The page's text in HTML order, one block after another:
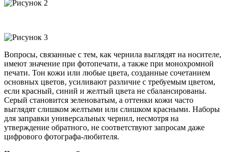
Вопросы, связанные с тем, как чернила выглядят на носителе,
имеют значение при фотопечати, а также при монохромной
печати. Тон кожи или любые цвета, созданные сочетанием
основных цветов, усиливают различие с требуемым цветом,
если красный, синий и желтый цвета не сбалансированы.
Серый становится зеленоватым, а оттенки кожи часто
выглядят слишком желтыми или слишком красными. Наборы
для заправки универсальных чернил, несмотря на
утверждение обратного, не соответствуют запросам даже
цифрового фотографа-любителя.